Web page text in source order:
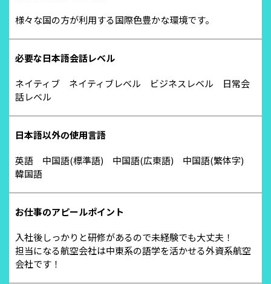
様々な国の方が利用する国際色豊かな環境です。
必要な日本語会話レベル
ネイティブ ネイティブレベル ビジネスレベル 日常会
話レベル
日本語以外の使用言語
英語 中国語(標準語) 中国語(広東語) 中国語(繁体字)
韓国語
お仕事のアピールポイント
入社後しっかりと研修があるので未経験でも大丈夫！
担当になる航空会社は中東系の語学を活かせる外資系航空
会社です！